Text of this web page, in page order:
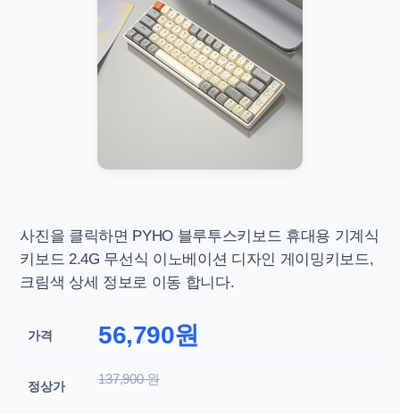
사진을 클릭하면 PYHO 블루투스키보드 휴대용 기계식
키보드 2.4G 무선식 이노베이션 디자인 게이밍키보드,
크림색 상세 정보로 이동 합니다.
가격 56,790원
정상가 137,900 원